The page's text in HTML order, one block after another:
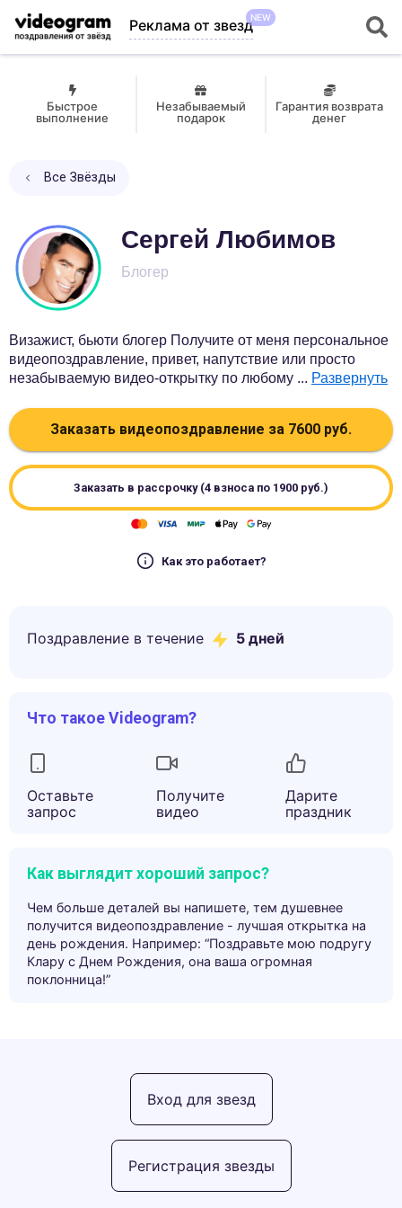
Реклама от звездNEW
Быстрое
выполнение
Незабываемый
подарок
Гарантия возврата
денег
Все Звёзды
Сергей Любимов
Блогер
Визажист, бьюти блогер Получите от меня персональное
видеопоздравление, привет, напутствие или просто
незабываемую видео-открытку по любому ... Развернуть
Заказать видеопоздравление за 7600 руб.
Заказать в рассрочку (4 взноса по 1900 руб.)
Как это работает?
Поздравление в течение 5 дней
Что такое Videogram?
Оставьте
запрос
Получите
видео
Дарите
праздник
Как выглядит хороший запрос?
Чем больше деталей вы напишете, тем душевнее
получится видеопоздравление - лучшая открытка на
день рождения. Например: “Поздравьте мою подругу
Клару с Днем Рождения, она ваша огромная
поклонница!”
Регистрация звезды
Вход для звезд